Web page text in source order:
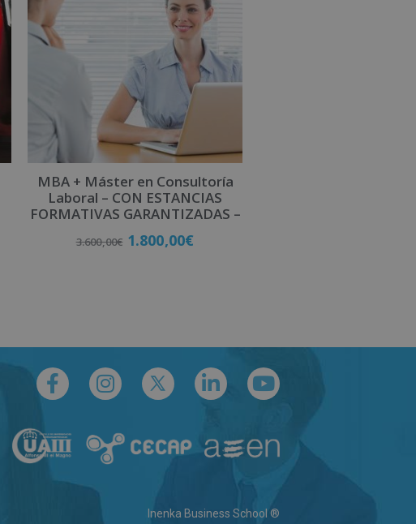
MBA + Máster en Consultoría
Laboral – CON ESTANCIAS
FORMATIVAS GARANTIZADAS –
3.600,00€ 1.800,00€
Inenka Business School ®